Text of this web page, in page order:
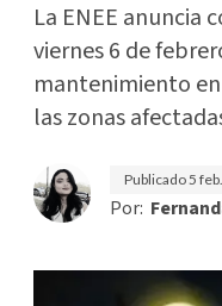
La ENEE anuncia
viernes 6 de
mantenimiento
las zonas
Publicado5
Por: